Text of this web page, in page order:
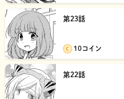
第23話
10コイン
第22話